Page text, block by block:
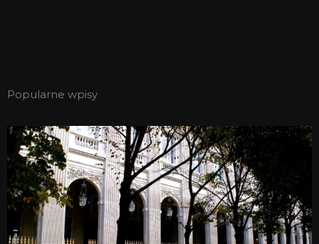
Popularne wpisy